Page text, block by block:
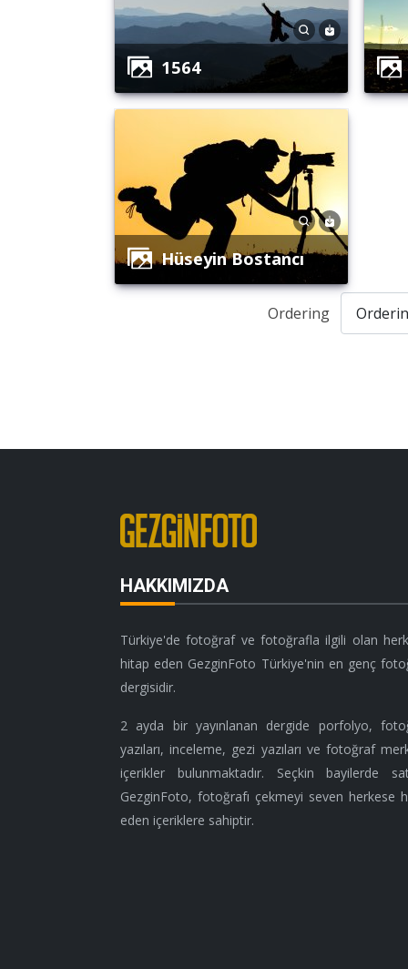
1564
Hüseyin Bostancı
Ordering
HAKKIMIZDA
Türkiye'de fotoğraf ve fotoğrafla ilgili olan
hitap eden GezginFoto Türkiye'nin en genç
dergisidir.
2 ayda bir yayınlanan dergide porfolyo,
yazıları, inceleme, gezi yazıları ve fotoğraf
içerikler bulunmaktadır. Seçkin bayilerde
GezginFoto, fotoğrafı çekmeyi seven herkese
eden içeriklere sahiptir.